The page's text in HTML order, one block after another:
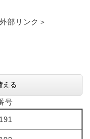
部リンク＞
える
号